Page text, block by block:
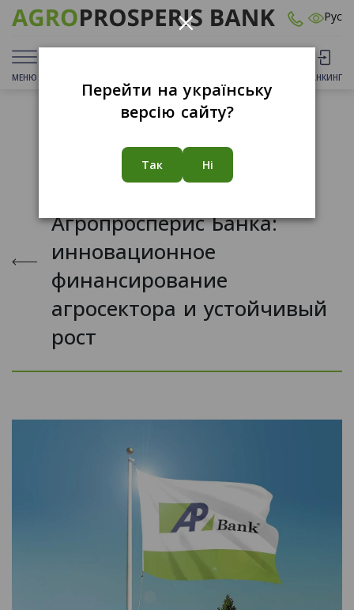
Рус
МЕНЮ БАНКИНГ
Агропросперис Банка:
инновационное
финансирование
агросектора и устойчивый
рост
×
Перейти на українську
версію сайту?
Так Ні